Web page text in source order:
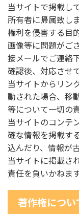
当サイトで掲載し
所有者に帰属致しま
権利を侵害する目
画像等に問題がご
接メールでご連絡
確認後、対応させ
当サイトからリン
動された場合、移
等について一切の
当サイトのコンテ
確な情報を掲載す
込んだり、情報が
当サイトに掲載さ
責任を負いかねま
著作権につい